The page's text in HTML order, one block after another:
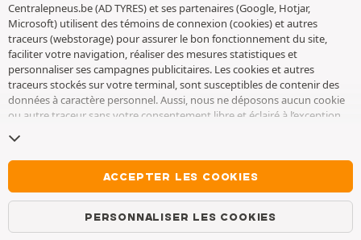
Centralepneus.be (AD TYRES) et ses partenaires (Google, Hotjar,
Microsoft) utilisent des témoins de connexion (cookies) et autres
traceurs (webstorage) pour assurer le bon fonctionnement du site,
faciliter votre navigation, réaliser des mesures statistiques et
personnaliser ses campagnes publicitaires. Les cookies et autres
traceurs stockés sur votre terminal, sont susceptibles de contenir des
données à caractère personnel. Aussi, nous ne déposons aucun cookie
ou autre traceur sans votre consentement libre et éclairé à l’exception
conservons votre choix pendant 6 mois. Vous pouvez retirer votre
consentement à tout moment en vous rendant sur lapage cookies et
. Vous pouvez choisir de continuer à naviguer sans
accepter le dépôt de cookies ou autres traceurs. Le refus ne fait pas
obstacle à l’accès aux services AD TYRES. Pour plus d’informations, nous
vous invitons à consulterla page cookies et autres traceurs
ACCEPTER LES COOKIES
PERSONNALISER LES COOKIES